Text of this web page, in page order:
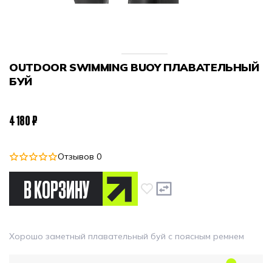
Отзывов 0
OUTDOOR SWIMMING BUOY ПЛАВАТЕЛЬНЫЙ
БУЙ
4 180 ₽
В КОРЗИНУ
Хорошо заметный плавательный буй с поясным ремнем